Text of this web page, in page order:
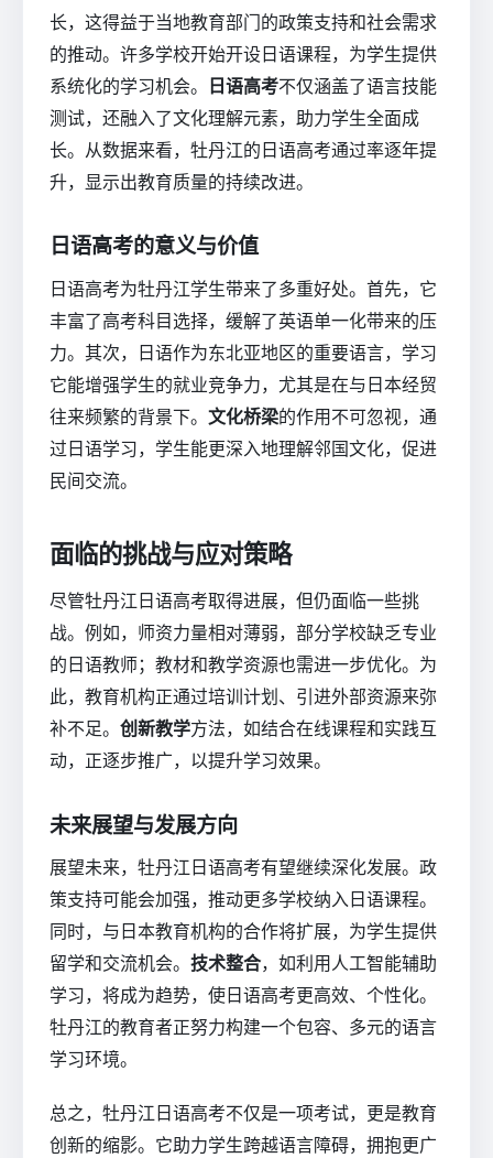
长，这得益于当地教育部门的政策支持和社会需求
的推动。许多学校开始开设日语课程，为学生提供
系统化的学习机会。
日语高考不仅涵盖了语言技能
测试，还融入了文化理解元素，助力学生全面成
长。从数据来看，牡丹江的日语高考通过率逐年提
升，显示出教育质量的持续改进。
日语高考的意义与价值
日语高考为牡丹江学生带来了多重好处。首先，它
丰富了高考科目选择，缓解了英语单一化带来的压
力。其次，日语作为东北亚地区的重要语言，学习
它能增强学生的就业竞争力，尤其是在与日本经贸
往来频繁的背景下。 文化桥梁的作用不可忽视，通
过日语学习，学生能更深入地理解邻国文化，促进
民间交流。
面临的挑战与应对策略
尽管牡丹江日语高考取得进展，但仍面临一些挑
战。例如，师资力量相对薄弱，部分学校缺乏专业
的日语教师；教材和教学资源也需进一步优化。为
此，教育机构正通过培训计划、引进外部资源来弥
补不足。 创新教学方法，如结合在线课程和实践互
动，正逐步推广，以提升学习效果。
未来展望与发展方向
展望未来，牡丹江日语高考有望继续深化发展。政
策支持可能会加强，推动更多学校纳入日语课程。
同时，与日本教育机构的合作将扩展，为学生提供
留学和交流机会。 技术整合，如利用人工智能辅助
学习，将成为趋势，使日语高考更高效、个性化。
牡丹江的教育者正努力构建一个包容、多元的语言
学习环境。
总之，牡丹江日语高考不仅是一项考试，更是教育
创新的缩影。它助力学生跨越语言障碍，拥抱更广